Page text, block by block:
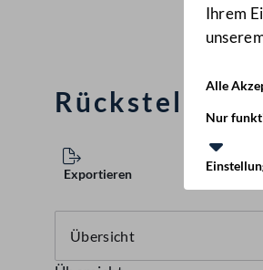
Ihrem
Alle
Nur
Exportieren